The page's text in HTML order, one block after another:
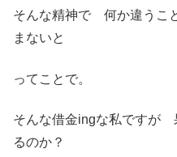
そんな精神で 何か違うこ
まないと
ってことで。
そんな借金ingな私ですが
るのか？